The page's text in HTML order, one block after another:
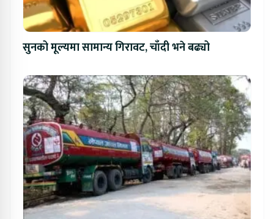
सुनको मूल्यमा सामान्य गिरावट, चाँदी भने बढ्यो